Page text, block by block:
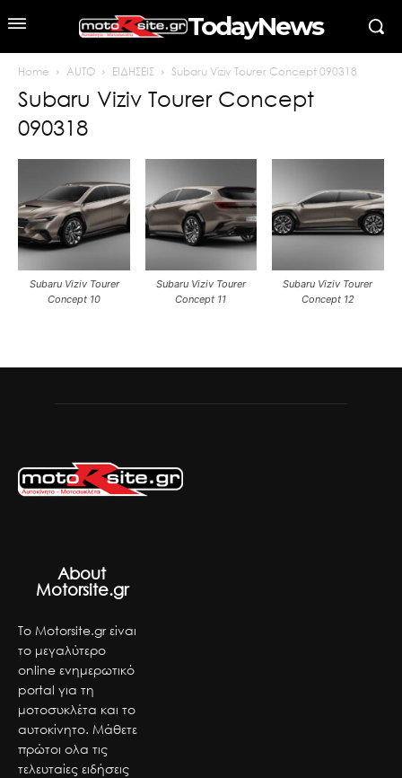
TodayNews
Home AUTO ΕΙΔΗΣΕΙΣ Subaru Viziv Tourer Concept 090318
Subaru Viziv Tourer Concept
090318
Subaru Viziv Tourer
Concept 10
Subaru Viziv Tourer
Concept 11
Subaru Viziv Tourer
Concept 12
About
Motorsite.gr
Το Motorsite.gr είναι
το μεγαλύτερο
online ενημερωτικό
portal για τη
μοτοσυκλέτα και το
αυτοκίνητο. Μάθετε
πρώτοι ολα τις
τελευταίες ειδήσεις